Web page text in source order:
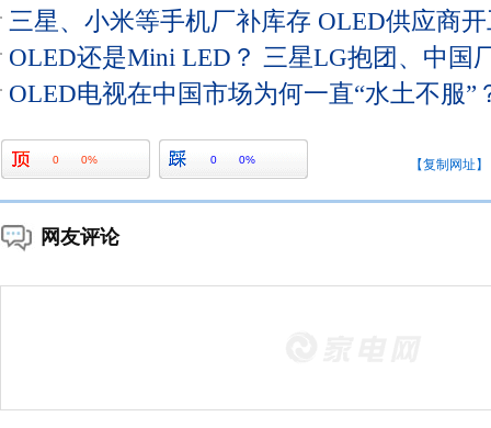
三星、小米等手机厂补库存 OLED供应商
OLED还是Mini LED？ 三星LG抱团、中国
OLED电视在中国市场为何一直“水土不服”
0 0% 0 0% 【复制网址】
网友评论